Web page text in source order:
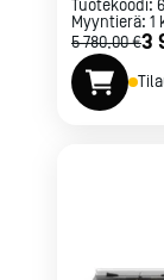
Tuotekoodi:
Myyntierä: 1
5 780,00 €3